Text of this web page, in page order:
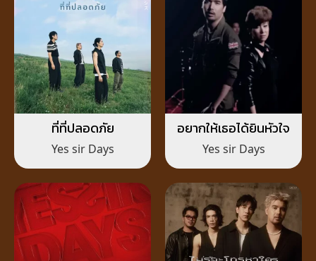
ที่ที่ปลอดภัย
Yes sir Days
อยากให้เธอได้ยินหัวใจ
Yes sir Days